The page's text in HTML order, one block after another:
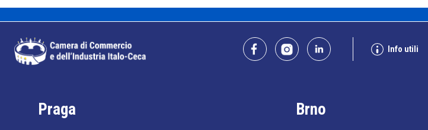
Info utili
Praga Brno